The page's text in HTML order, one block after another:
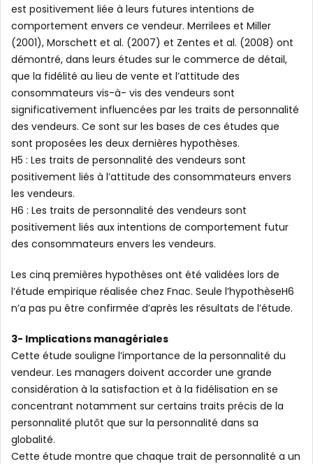
est positivement liée à leurs futures intentions de
comportement envers ce vendeur. Merrilees et Miller
(2001), Morschett et al. (2007) et Zentes et al. (2008) ont
démontré, dans leurs études sur le commerce de détail,
que la fidélité au lieu de vente et l’attitude des
consommateurs vis-à- vis des vendeurs sont
significativement influencées par les traits de personnalité
des vendeurs. Ce sont sur les bases de ces études que
sont proposées les deux dernières hypothèses.
H5 : Les traits de personnalité des vendeurs sont
positivement liés à l’attitude des consommateurs envers
les vendeurs.
H6 : Les traits de personnalité des vendeurs sont
positivement liés aux intentions de comportement futur
des consommateurs envers les vendeurs.
Les cinq premières hypothèses ont été validées lors de
l’étude empirique réalisée chez Fnac. Seule l’hypothèseH6
n’a pas pu être confirmée d’après les résultats de l’étude.
3- Implications managériales
Cette étude souligne l’importance de la personnalité du
vendeur. Les managers doivent accorder une grande
considération à la satisfaction et à la fidélisation en se
concentrant notamment sur certains traits précis de la
personnalité plutôt que sur la personnalité dans sa
globalité.
Cette étude montre que chaque trait de personnalité a un